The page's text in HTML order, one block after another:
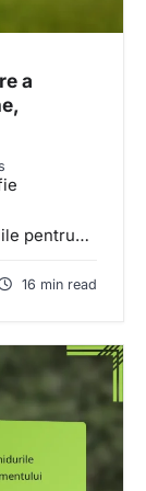
a
pentru…
16 min read